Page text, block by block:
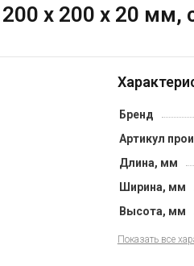
х 200 х 20 мм,
Бренд
Артикул
Длина, мм
Ширина, мм
Высота, мм
Показать все